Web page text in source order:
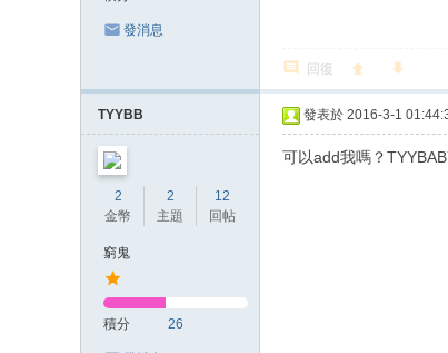
發消息
回復
TYYBB
2
金幣
2
主題
12
回帖
窮鬼
積分 26
發表於 2016-3-1
可以add我嗎？